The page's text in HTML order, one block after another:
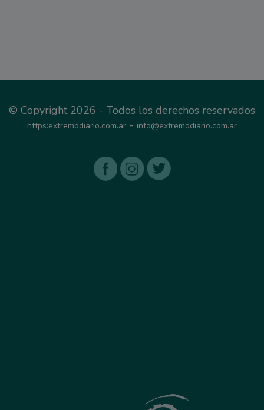
© Copyright 2026 - Todos los derechos reservados
https:extremodiario.com.ar - info@extremodiario.com.ar